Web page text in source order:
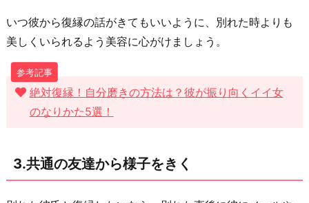
直
に
「も
う
つ
いつ彼から復縁の話がきてもいいように、別れた時よりも
美しくいられるよう美容に心がけましょう。
絶対復縁！自分磨きの方法は？彼が振り向くイイ女
のなりかた5選！
3.共通の友達から様子をきく